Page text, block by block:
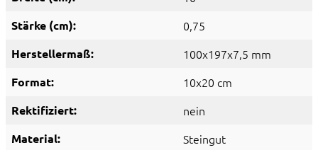
Stärke (cm): 0,75
Herstellermaß: 100x197x7,5 mm
Format: 10x20 cm
Rektifiziert: nein
Material: Steingut